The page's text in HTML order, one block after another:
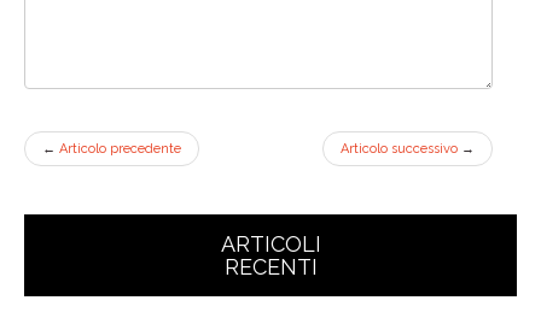
← Articolo precedente Articolo successivo →
ARTICOLI
RECENTI